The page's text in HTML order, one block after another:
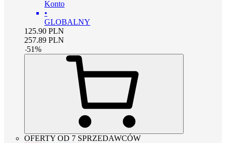
Konto
•
GLOBALNY
125.90 PLN
257.89 PLN
-51%
OFERTY OD 7 SPRZEDAWCÓW